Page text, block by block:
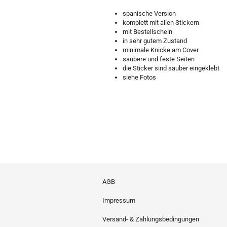
spanische Version
komplett mit allen Stickern
mit Bestellschein
in sehr gutem Zustand
minimale Knicke am Cover
saubere und feste Seiten
die Sticker sind sauber eingeklebt
siehe Fotos
AGB
Impressum
Versand- & Zahlungsbedingungen